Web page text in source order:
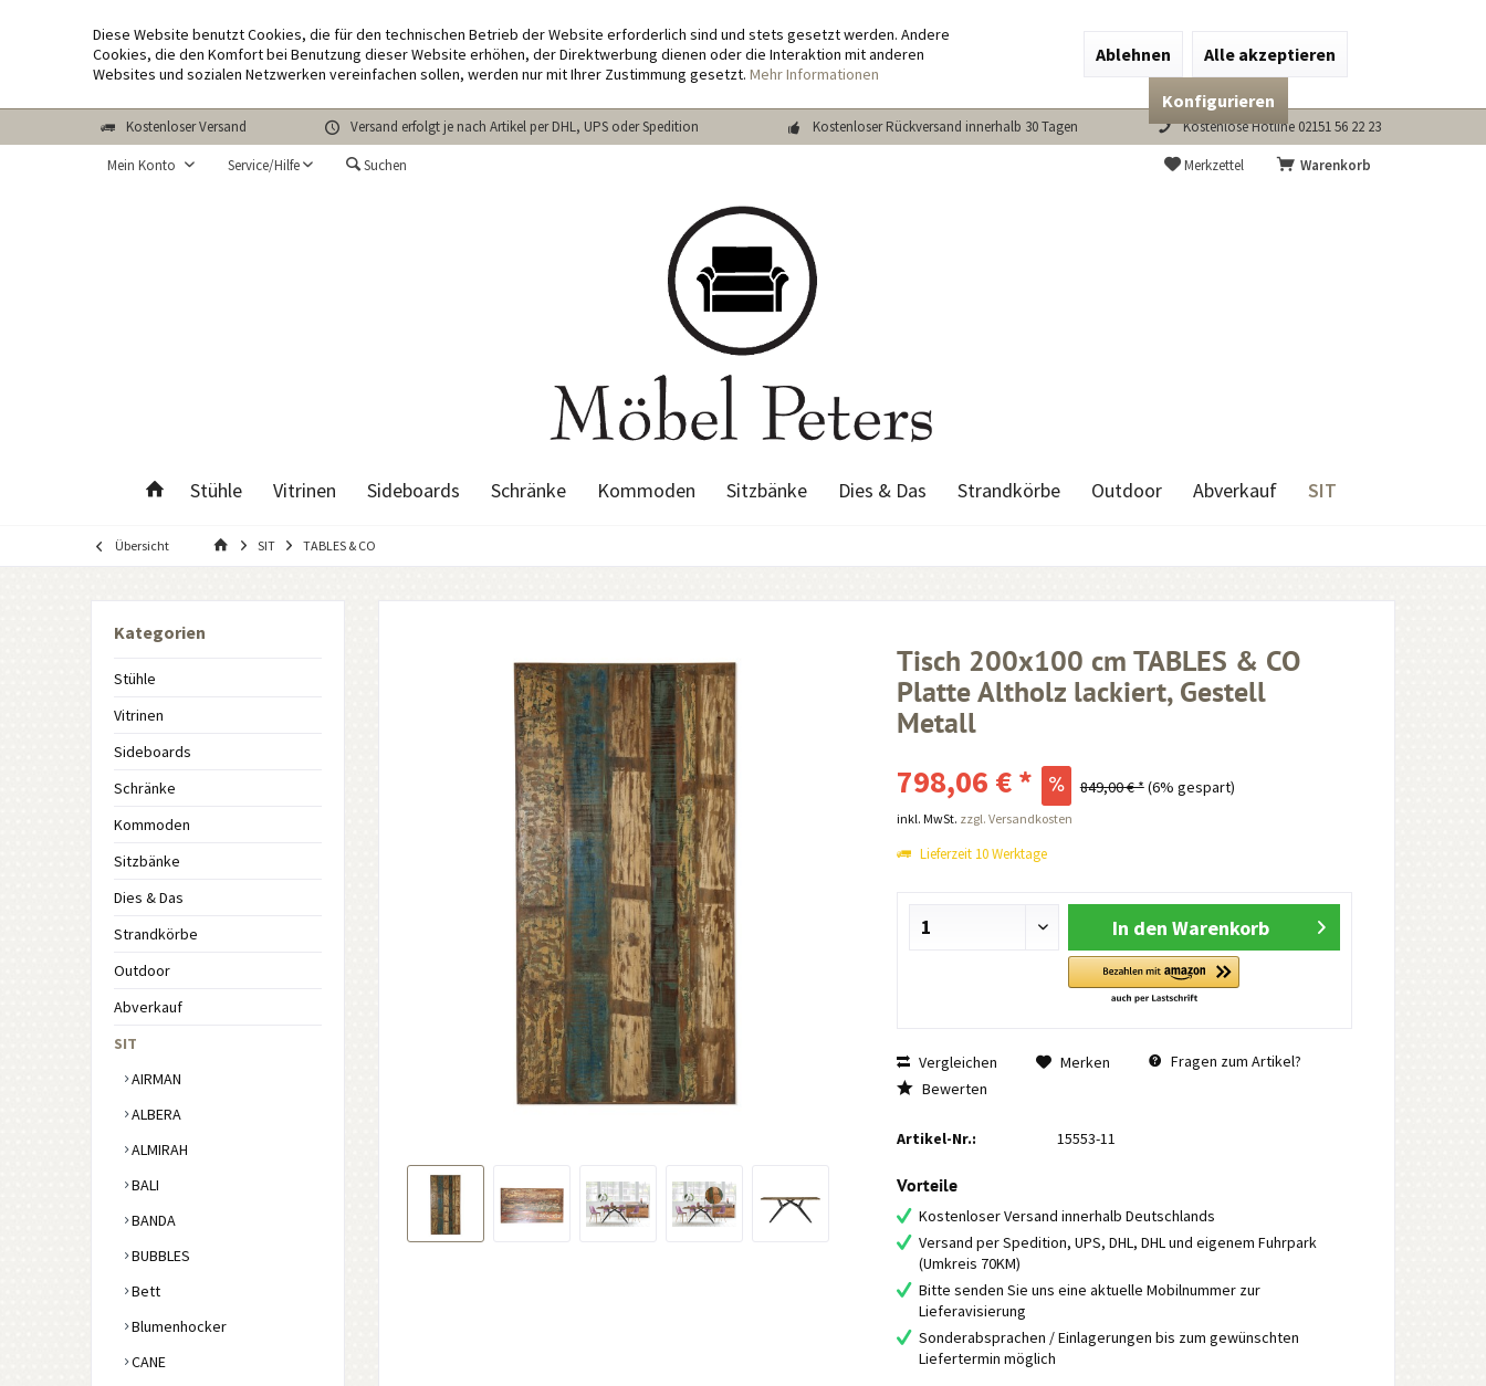
Diese Website benutzt Cookies, die für den technischen Betrieb der Website erforderlich sind und stets gesetzt werden. Andere
Cookies, die den Komfort bei Benutzung dieser Website erhöhen, der Direktwerbung dienen oder die Interaktion mit anderen
Websites und sozialen Netzwerken vereinfachen sollen, werden nur mit Ihrer Zustimmung gesetzt. Mehr Informationen
Ablehnen Alle akzeptieren
Konfigurieren
Kostenloser Versand Versand erfolgt je nach Artikel per DHL, UPS oder Spedition Kostenloser Rückversand innerhalb 30 Tagen Kostenlose Hotline 02151 56 22 23
Warenkorb
Merkzettel
Mein Konto Service/Hilfe Suchen
Stühle Vitrinen Sideboards Schränke Kommoden Sitzbänke Dies & Das Strandkörbe Outdoor Abverkauf SIT
Übersicht SIT TABLES & CO
Kategorien
Stühle
Vitrinen
Sideboards
Schränke
Kommoden
Sitzbänke
Dies & Das
Strandkörbe
Outdoor
Abverkauf
SIT
AIRMAN
ALBERA
ALMIRAH
BALI
BANDA
BUBBLES
Bett
Blumenhocker
CANE
Tisch 200x100 cm TABLES & CO
Platte Altholz lackiert, Gestell
Metall
798,06 € * 849,00 € *(6% gespart)
inkl. MwSt. zzgl. Versandkosten
Lieferzeit 10 Werktage
In den Warenkorb
Vergleichen Merken
Fragen zum Artikel?
Bewerten
Artikel-Nr.: 15553-11
Vorteile
Kostenloser Versand innerhalb Deutschlands
Versand per Spedition, UPS, DHL, DHL und eigenem Fuhrpark
(Umkreis 70KM)
Bitte senden Sie uns eine aktuelle Mobilnummer zur
Lieferavisierung
Sonderabsprachen / Einlagerungen bis zum gewünschten
Liefertermin möglich